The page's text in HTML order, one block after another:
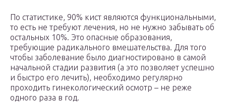
По статистике, 90% кист являются функциональными,
то есть не требуют лечения, но не нужно забывать об
остальных 10%. Это опасные образования,
требующие радикального вмешательства. Для того
чтобы заболевание было диагностировано в самой
начальной стадии развития (а это позволяет успешно
и быстро его лечить), необходимо регулярно
проходить гинекологический осмотр – не реже
одного раза в год.